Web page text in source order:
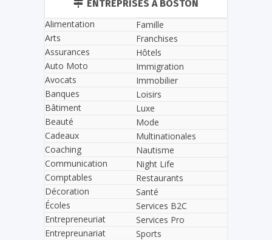
ENTREPRISES À BOSTON
Alimentation
Arts
Assurances
Auto Moto
Avocats
Banques
Bâtiment
Beauté
Cadeaux
Coaching
Communication
Comptables
Décoration
Écoles
Entrepreneuriat
Entrepreunariat
Famille
Franchises
Hôtels
Immigration
Immobilier
Loisirs
Luxe
Mode
Multinationales
Nautisme
Night Life
Restaurants
Santé
Services B2C
Services Pro
Sports